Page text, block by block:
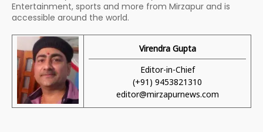
Entertainment, sports and more from Mirzapur and is
accessible around the world.
Virendra Gupta
Editor-in-Chief
(+91) 9453821310
editor@mirzapurnews.com